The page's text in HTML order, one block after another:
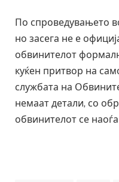
По спроведувањето
но засега не е
обвинителот
куќен притвор на
службата на
немаат детали, со
обвинителот се